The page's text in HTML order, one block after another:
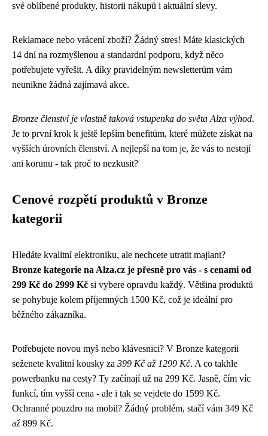
své oblíbené produkty, historii nákupů i aktuální slevy.
Reklamace nebo vrácení zboží? Žádný stres! Máte klasických
14 dní na rozmyšlenou a standardní podporu, když něco
potřebujete vyřešit. A díky pravidelným newsletterům vám
neunikne žádná zajímavá akce.
Bronze členství je vlastně taková vstupenka do světa Alza výhod.
Je to první krok k ještě lepším benefitům, které můžete získat na
vyšších úrovních členství. A nejlepší na tom je, že vás to nestojí
ani korunu - tak proč to nezkusit?
Cenové rozpětí produktů v Bronze
kategorii
Hledáte kvalitní elektroniku, ale nechcete utratit majlant?
Bronze kategorie na Alza.cz je přesně pro vás - s cenami od
299 Kč do 2999 Kč si vybere opravdu každý. Většina produktů
se pohybuje kolem příjemných 1500 Kč, což je ideální pro
běžného zákazníka.
Potřebujete novou myš nebo klávesnici? V Bronze kategorii
seženete kvalitní kousky za 399 Kč až 1299 Kč. A co takhle
powerbanku na cesty? Ty začínají už na 299 Kč. Jasně, čím víc
funkcí, tím vyšší cena - ale i tak se vejdete do 1599 Kč.
Ochranné pouzdro na mobil? Žádný problém, stačí vám 349 Kč
až 899 Kč.